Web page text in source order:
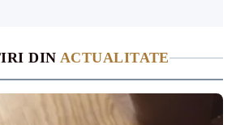
DIN ACTUALITATE